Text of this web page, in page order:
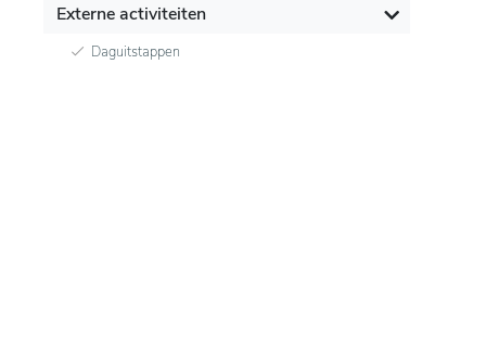
Externe activiteiten
Daguitstappen